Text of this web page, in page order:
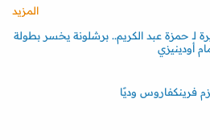
المزيد
لـ حمزة عبد الكريم.. برشلونة يخسر بطولة
أودينيزي
فرينكفاروس وديًا